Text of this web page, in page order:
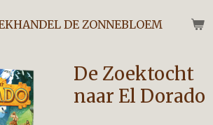
DE ZONNEBLOEM
De Zoektocht
naar El Dorado